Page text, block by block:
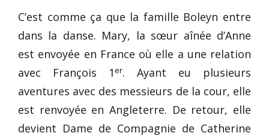
C’est comme ça que la famille Boleyn entre
dans la danse. Mary, la sœur aînée d’Anne
est envoyée en France où elle a une relation
avec François 1er. Ayant eu plusieurs
aventures avec des messieurs de la cour, elle
est renvoyée en Angleterre. De retour, elle
devient Dame de Compagnie de Catherine